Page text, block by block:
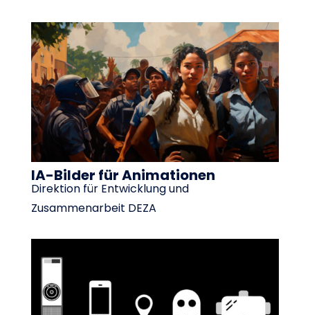
IA-Bilder für Animationen
Direktion für Entwicklung und
Zusammenarbeit DEZA